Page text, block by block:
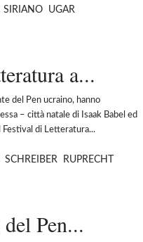
SIRIANO
UGAR
a...
del Pen ucraino, hanno
– città natale di Isaak Babel ed
di Letteratura...
SCHREIBER
RUPRECHT
Pen...